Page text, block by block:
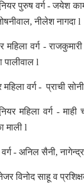
पुरुष वर्ग - जयेश
नीलेश नागदा l
महिला वर्ग -
पालीवाल l
वर्ग - प्राची
महिला वर्ग - माही
माली l
वर्ग - अनिल सैनी,
विनोद साहू व